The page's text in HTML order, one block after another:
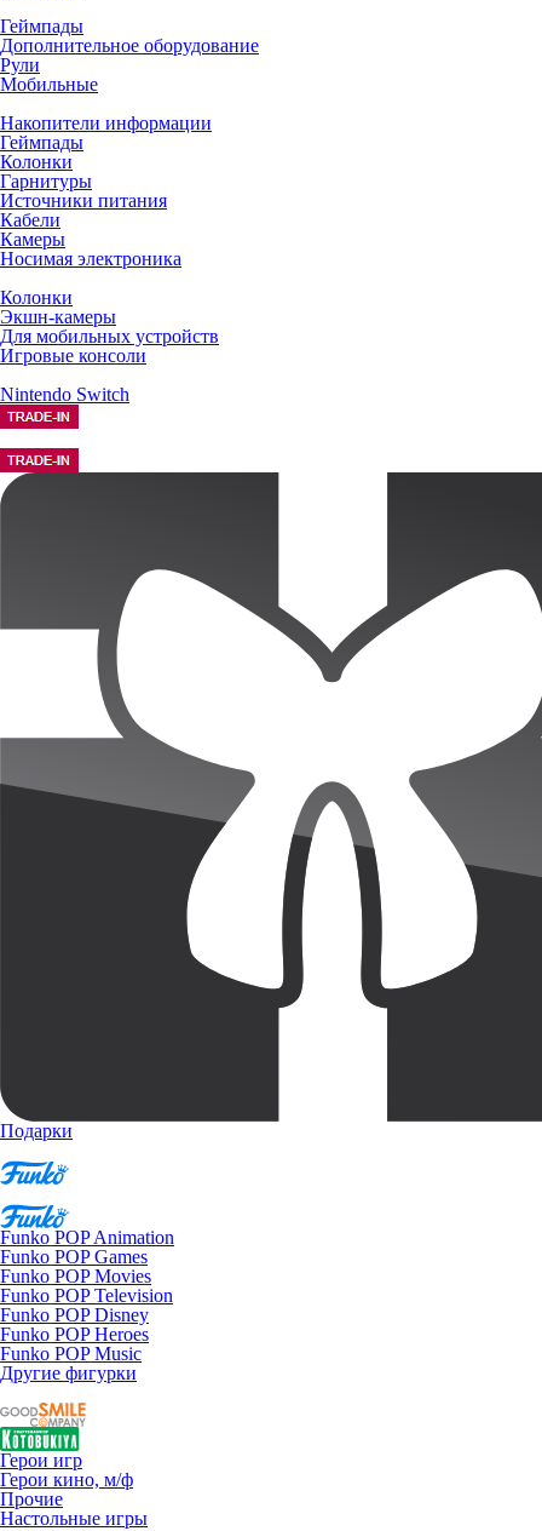
Геймпады
Дополнительное оборудование
Рули
Мобильные
Накопители информации
Геймпады
Колонки
Гарнитуры
Источники питания
Кабели
Камеры
Носимая электроника
Колонки
Экшн-камеры
Для мобильных устройств
Игровые консоли
Nintendo Switch
Подарки
Funko POP Animation
Funko POP Games
Funko POP Movies
Funko POP Television
Funko POP Disney
Funko POP Heroes
Funko POP Music
Другие фигурки
Герои игр
Герои кино, м/ф
Прочие
Настольные игры